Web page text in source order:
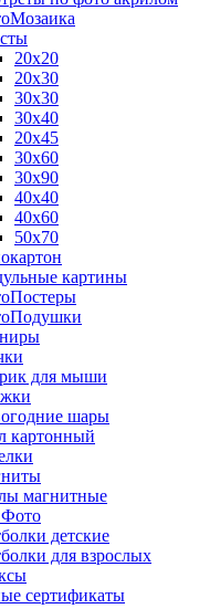
20х20
20х30
30х30
30х40
20х45
30х60
30х90
40х40
40х60
50х70
картины
для мыши
шары
картонный
магнитные
детские
для взрослых
сертификаты